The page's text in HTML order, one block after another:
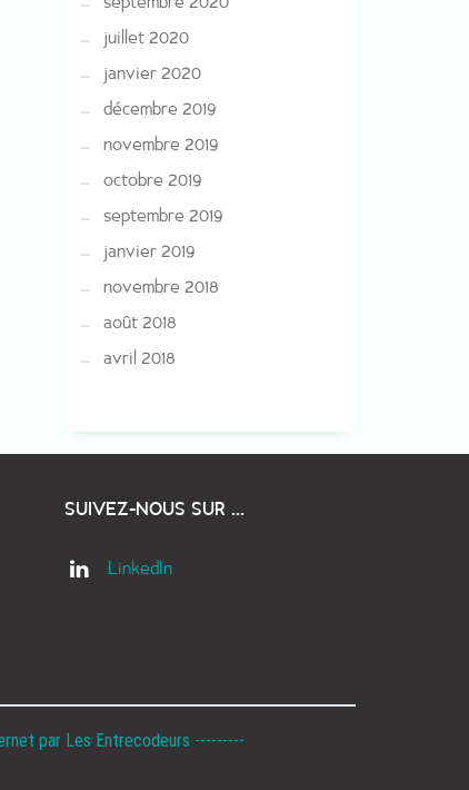
juillet 2020
janvier 2020
décembre 2019
novembre 2019
octobre 2019
septembre 2019
janvier 2019
novembre 2018
août 2018
avril 2018
SUIVEZ-NOUS SUR ...
LinkedIn
par Les Entrecodeurs ---------